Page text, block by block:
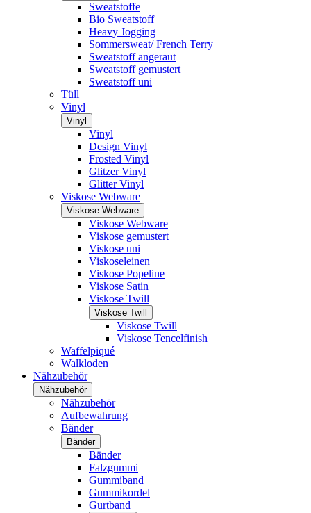
Sweatstoffe
Bio Sweatstoff
Heavy Jogging
Sommersweat/ French Terry
Sweatstoff angeraut
Sweatstoff gemustert
Sweatstoff uni
Tüll
Vinyl
Vinyl
Vinyl
Design Vinyl
Frosted Vinyl
Glitzer Vinyl
Glitter Vinyl
Viskose Webware
Viskose Webware
Viskose Webware
Viskose gemustert
Viskose uni
Viskoseleinen
Viskose Popeline
Viskose Satin
Viskose Twill
Viskose Twill
Viskose Twill
Viskose Tencelfinish
Waffelpiqué
Walkloden
Nähzubehör
Nähzubehör
Nähzubehör
Aufbewahrung
Bänder
Bänder
Bänder
Falzgummi
Gummiband
Gummikordel
Gurtband